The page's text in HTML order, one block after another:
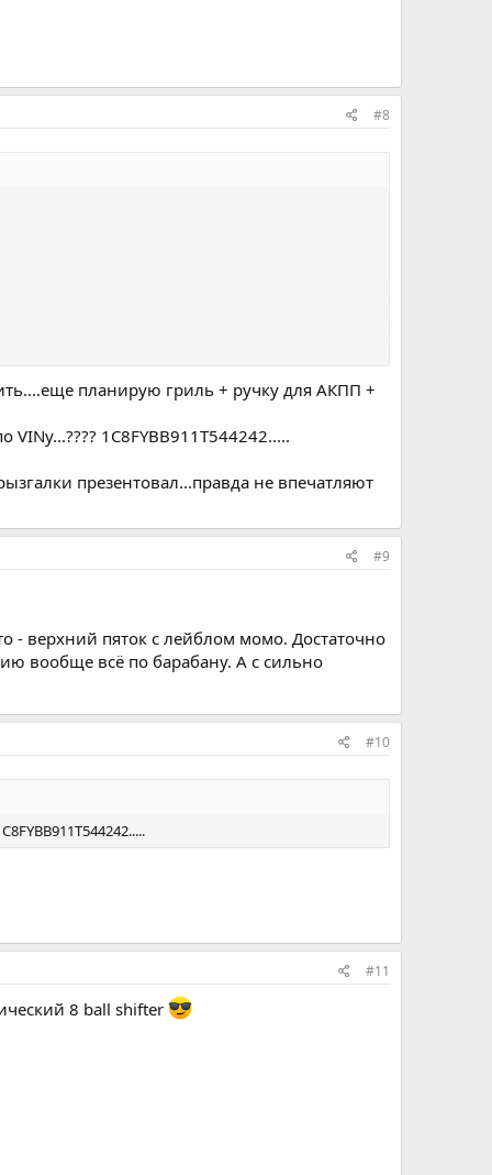
#8
планирую гриль + ручку для АКПП +
1C8FYBB911T544242.....
презентовал...правда не впечатляют
#9
верхний пяток с лейблом момо. Достаточно
вообще всё по барабану. А с сильно
#10
#11
8 ball shifter